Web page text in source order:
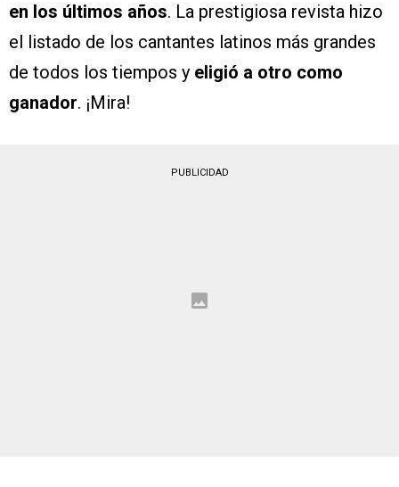
en los últimos años. La prestigiosa revista hizo
el listado de los cantantes latinos más grandes
de todos los tiempos y eligió a otro como
ganador. ¡Mira!
PUBLICIDAD